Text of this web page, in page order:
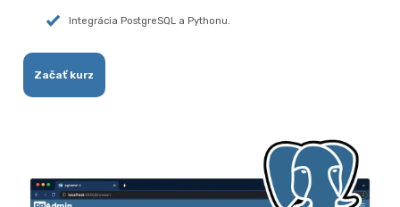
Integrácia PostgreSQL a Pythonu.
Začať kurz